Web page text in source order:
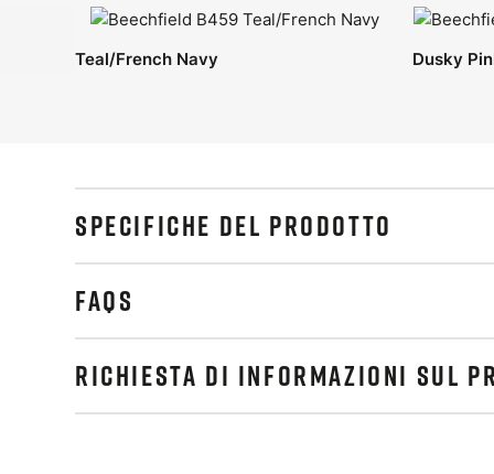
Teal/French Navy Dusky
SPECIFICHE DEL PRODOTTO
FAQS
RICHIESTA DI INFORMAZIONI SUL